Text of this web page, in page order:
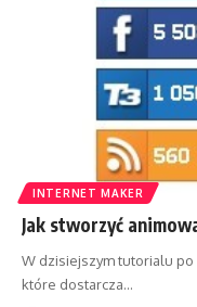
INTERNET MAKER
Jak stworzyć
W dzisiejszym tutorialu po
które dostarcza…